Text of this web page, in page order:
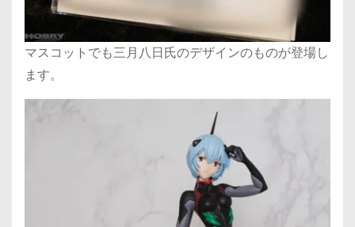
マスコットでも三月八日氏のデザインのものが登場し
ます。